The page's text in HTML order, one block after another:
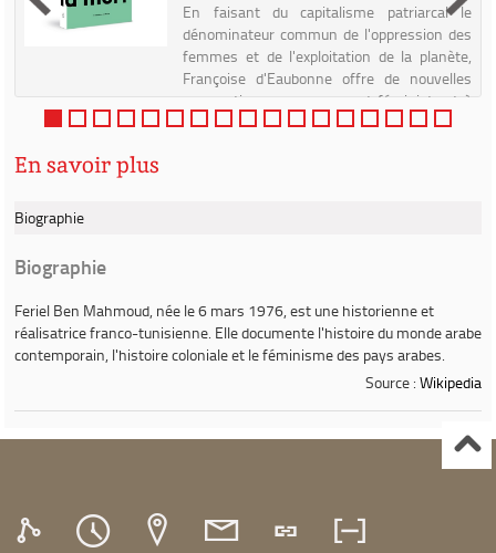
En faisant du capitalisme patriarcal le
dénominateur commun de l'oppression des
femmes et de l'exploitation de la planète,
Françoise d'Eaubonne offre de nouvelles
perspectives au mouvement féministe et à
la lutte écologiste. Pour ...
En savoir plus
Biographie
Biographie
Feriel Ben Mahmoud, née le 6 mars 1976, est une historienne et
réalisatrice franco-tunisienne. Elle documente l'histoire du monde arabe
contemporain, l'histoire coloniale et le féminisme des pays arabes.
Source : Wikipedia